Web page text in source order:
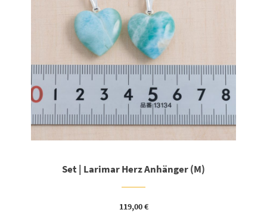
Set | Larimar Herz Anhänger (M)
119,00€